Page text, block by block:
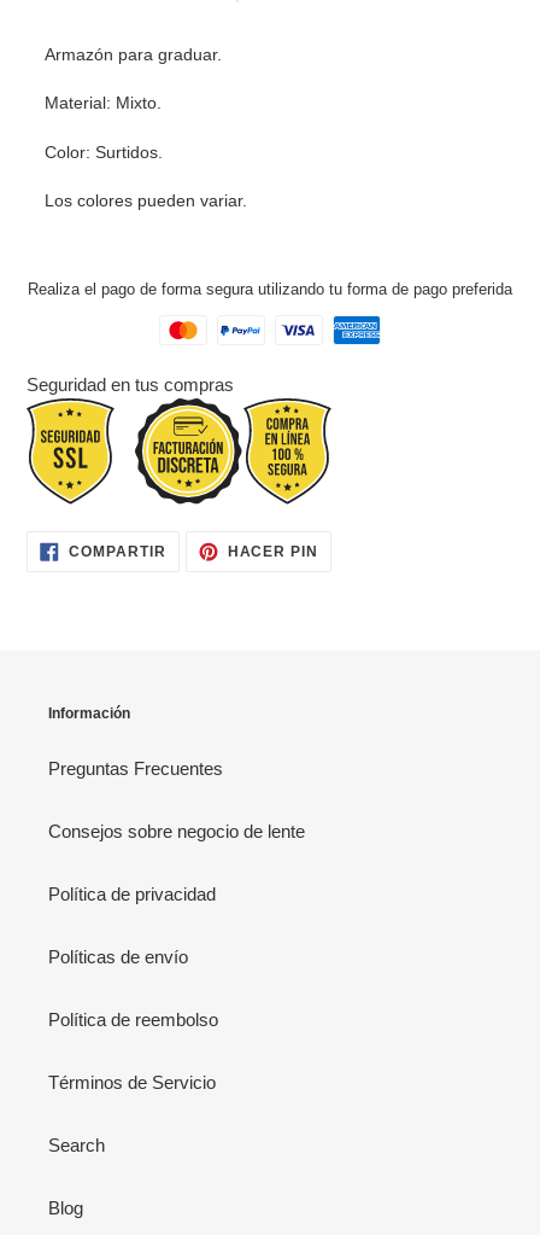
carrito
compra
Armazón para graduar.
Material: Mixto.
Color: Surtidos.
Los colores pueden variar.
Realiza el pago de forma segura utilizando tu forma de pago preferida
Seguridad en tus compras
COMPARTIR COMPARTIRHACER PIN
Información
Preguntas Frecuentes
Consejos sobre negocio de lente
Política de privacidad
Políticas de envío
Política de reembolso
Términos de Servicio
Search
Blog